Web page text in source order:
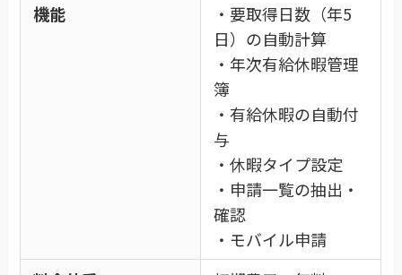
機能
・要取得日数（年5
日）の自動計算
・年次有給休暇管理
簿
・有給休暇の自動付
与
・休暇タイプ設定
・申請一覧の抽出・
確認
・モバイル申請